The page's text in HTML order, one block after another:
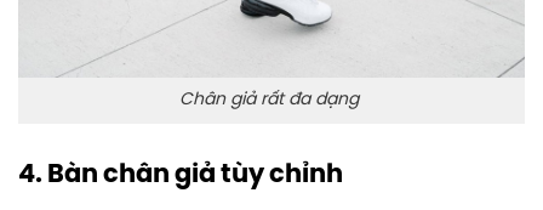
Chân giả rất đa dạng
4. Bàn chân giả tùy chỉnh